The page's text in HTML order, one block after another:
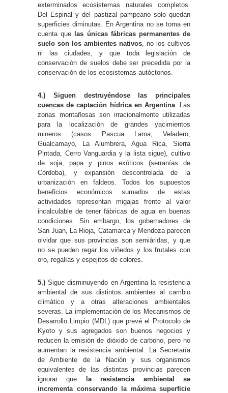
exterminados ecosistemas naturales completos.
Del Espinal y del pastizal pampeano solo quedan
superficies diminutas. En Argentina no se toma en
cuenta que las únicas fábricas permanentes de
suelo son los ambientes nativos , no los cultivos
ni las ciudades, y que toda legislación de
conservación de suelos debe ser precedida por la
conservación de los ecosistemas autóctonos.
4.)
Siguen destruyéndose las principales
cuencas de captación hídrica en Argentina. Las
zonas montañosas son irracionalmente utilizadas
para la localización de grandes yacimientos
mineros (casos Pascua Lama, Veladero,
Gualcamayo, La Alumbrera, Agua Rica, Sierra
Pintada, Cerro Vanguardia y la lista sigue), cultivo
de soja, papa y pinos exóticos (serranías de
Córdoba), y expansión descontrolada de la
urbanización en faldeos. Todos los supuestos
beneficios económicos sumados de estas
actividades representan migajas frente al valor
incalculable de tener fábricas de agua en buenas
condiciones. Sin embargo, los gobernadores de
San Juan, La Rioja, Catamarca y Mendoza parecen
olvidar que sus provincias son semiáridas, y que
no se pueden regar los viñedos y los frutales con
oro, regalías y espejitos de colores.
5.) Sigue disminuyendo en Argentina la resistencia
ambiental de sus distintos ambientes al cambio
climático y a otras alteraciones ambientales
severas. La implementación de los Mecanismos de
Desarrollo Limpio (MDL) que prevé el Protocolo de
Kyoto y sus agregados son buenos negocios y
reducen la emisión de dióxido de carbono, pero no
aumentan la resistencia ambiental. La Secretaría
de Ambiente de la Nación y sus organismos
equivalentes de las distintas provincias parecen
ignorar que la resistencia ambiental se
incrementa conservando la máxima superficie